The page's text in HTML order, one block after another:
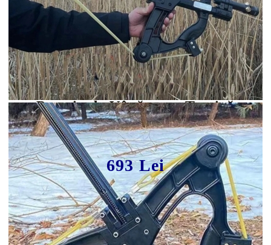
Share Tweet
Praștie de Vânătoare Tactică
WUSAN Veyron, Magazie 40 Bile
693 Lei